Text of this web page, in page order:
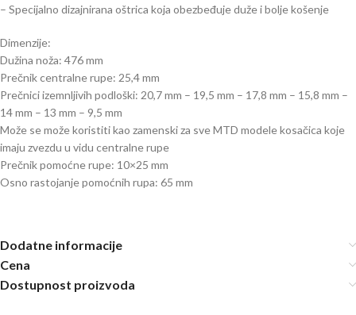
– Specijalno dizajnirana oštrica koja obezbeđuje duže i bolje košenje
Dimenzije:
Dužina noža: 476 mm
Prečnik centralne rupe: 25,4 mm
Prečnici izemnljivih podloški: 20,7 mm – 19,5 mm – 17,8 mm – 15,8 mm –
14 mm – 13 mm – 9,5 mm
Može se može koristiti kao zamenski za sve MTD modele kosačica koje
imaju zvezdu u vidu centralne rupe
Prečnik pomoćne rupe: 10×25 mm
Osno rastojanje pomoćnih rupa: 65 mm
Dodatne informacije
Cena
Dostupnost proizvoda